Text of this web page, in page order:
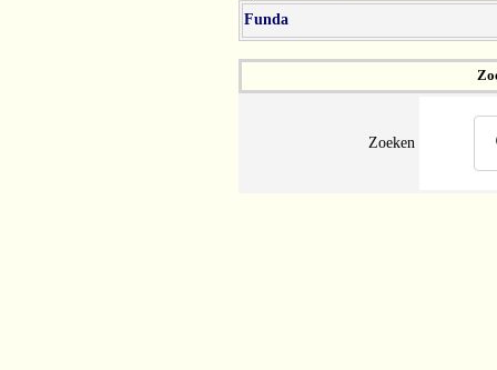
Funda
Zoeken